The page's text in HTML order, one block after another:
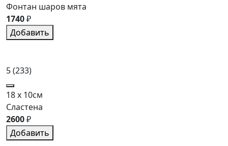
Фонтан шаров мята
1740₽
Добавить
5(233)
18 x 10см
Сластена
2600₽
Добавить